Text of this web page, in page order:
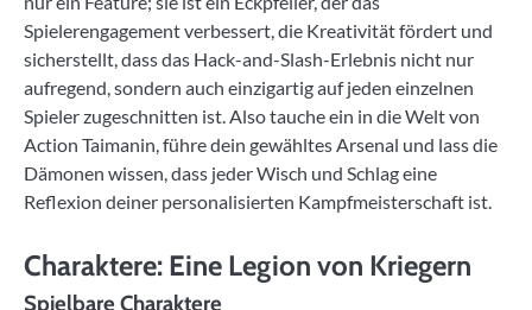
Spielerengagement verbessert, die Kreativität fördert und
sicherstellt, dass das Hack-and-Slash-Erlebnis nicht nur
aufregend, sondern auch einzigartig auf jeden einzelnen
Spieler zugeschnitten ist. Also tauche ein in die Welt von
Action Taimanin, führe dein gewähltes Arsenal und lass die
Dämonen wissen, dass jeder Wisch und Schlag eine
Reflexion deiner personalisierten Kampfmeisterschaft ist.
Charaktere: Eine Legion von Kriegern
Spielbare Charaktere